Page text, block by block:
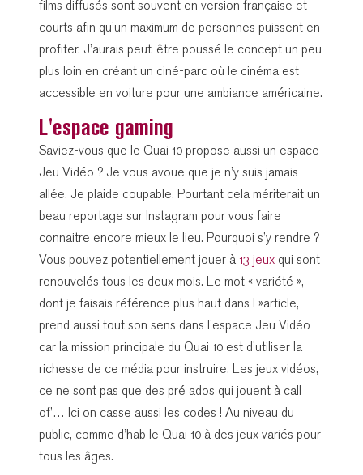
films diffusés sont souvent en version française et
courts afin qu’un maximum de personnes puissent en
profiter. J’aurais peut-être poussé le concept un peu
plus loin en créant un ciné-parc où le cinéma est
accessible en voiture pour une ambiance américaine.
L'espace gaming
Saviez-vous que le Quai 10 propose aussi un espace
Jeu Vidéo ? Je vous avoue que je n’y suis jamais
allée. Je plaide coupable. Pourtant cela mériterait un
beau reportage sur Instagram pour vous faire
connaitre encore mieux le lieu. Pourquoi s’y rendre ?
Vous pouvez potentiellement jouer à 13 jeux qui sont
renouvelés tous les deux mois. Le mot « variété »,
dont je faisais référence plus haut dans l »article,
prend aussi tout son sens dans l’espace Jeu Vidéo
car la mission principale du Quai 10 est d’utiliser la
richesse de ce média pour instruire. Les jeux vidéos,
ce ne sont pas que des pré ados qui jouent à call
of’… Ici on casse aussi les codes ! Au niveau du
public, comme d’hab le Quai 10 à des jeux variés pour
tous les âges.